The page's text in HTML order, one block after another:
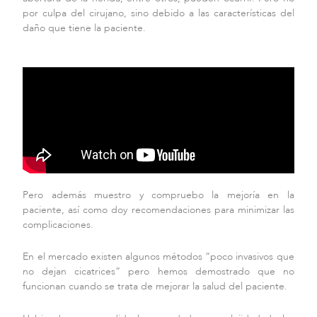
por culpa del cirujano, sino debido a las características del
daño que tiene la paciente.
Pero además muestro y compruebo la mejoría en la
paciente, así como doy recomendaciones para minimizar las
complicaciones.
En el mercado existen algunos métodos “poco invasivos que
no dejan cicatrices” pero hemos demostrado que no
funcionan cuando se trata de mejorar la salud del paciente.